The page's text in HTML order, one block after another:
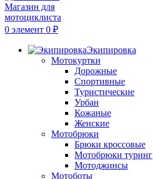
0 элемент 0 ₽
Экипировка
Мотокуртки
Дорожные
Спортивные
Туристические
Урбан
Кожаные
Женские
Мотобрюки
Брюки кроссовые
Мотобрюки туринг
Мотоджинсы
Мотоботы